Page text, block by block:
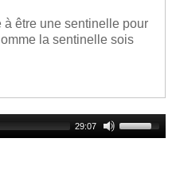
être une sentinelle pour
la sentinelle sois
29:07
Use
Up/Down